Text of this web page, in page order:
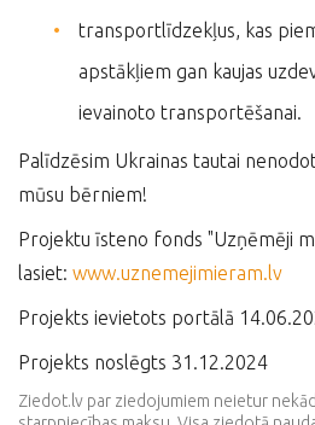
transportlīdzekļus, kas
apstākļiem gan kaujas
ievainoto transportēšanai.
Palīdzēsim Ukrainas tautai
mūsu bērniem!
Projektu īsteno fonds "Uzņēmēji
lasiet: www.uznemejimieram.lv
Projekts ievietots portālā
Projekts noslēgts 31.12.2024
Ziedot.lv par ziedojumiem neietur